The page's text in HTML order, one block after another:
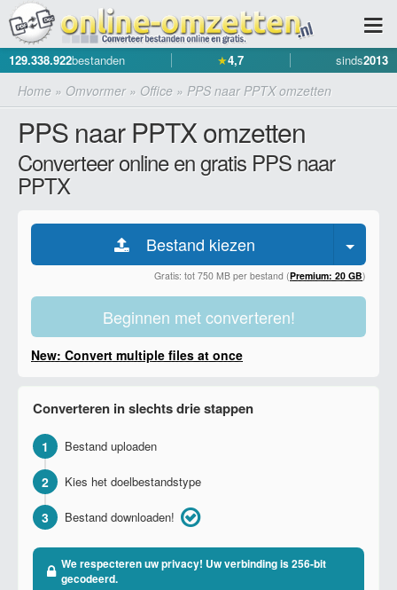
129.338.922bestanden ★4,7 sinds2013
Home » Omvormer» Office » PPS naar PPTX omzetten
PPS naar PPTX omzetten
Converteer online en gratis PPS naar
PPTX
Bestand kiezen
Gratis: tot 750 MB per bestand (Premium: 20 GB)
Beginnen met converteren!
New: Convert multiple files at once
Converteren in slechts drie stappen
1 Bestand uploaden
2 Kies het doelbestandstype
3 Bestand downloaden!
We respecteren uw privacy! Uw verbinding is 256-bit
gecodeerd.